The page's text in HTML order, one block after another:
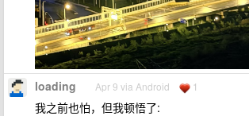
loading Apr 9 via Android 1
我之前也怕，但我顿悟了: